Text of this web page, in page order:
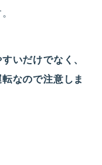
いだけでなく、
なので注意しま